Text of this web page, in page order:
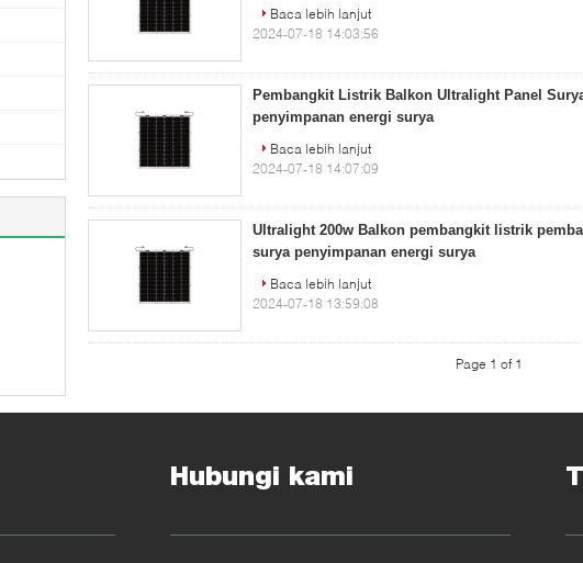
Baca lebih lanjut
2024-07-18 14:03:56
Pembangkit Listrik Balkon Ultralight Panel
penyimpanan energi surya
Baca lebih lanjut
2024-07-18 14:07:09
Ultralight 200w Balkon pembangkit listrik
surya penyimpanan energi surya
Baca lebih lanjut
2024-07-18 13:59:08
Page 1 of 1
Hubungi kami